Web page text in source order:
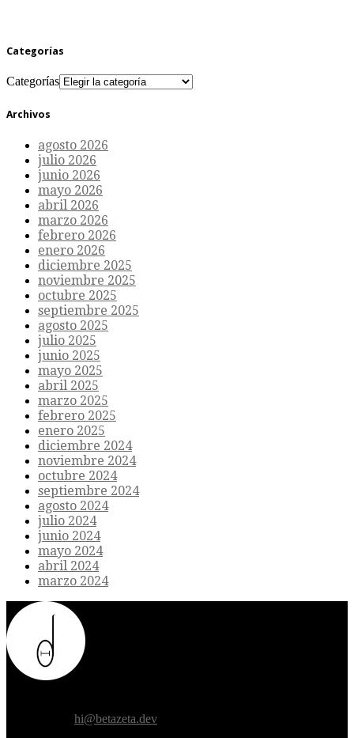
Categorías
Categorías
Archivos
agosto 2026
julio 2026
junio 2026
mayo 2026
abril 2026
marzo 2026
febrero 2026
enero 2026
diciembre 2025
noviembre 2025
octubre 2025
septiembre 2025
agosto 2025
julio 2025
junio 2025
mayo 2025
abril 2025
marzo 2025
febrero 2025
enero 2025
diciembre 2024
noviembre 2024
octubre 2024
septiembre 2024
agosto 2024
julio 2024
junio 2024
mayo 2024
abril 2024
marzo 2024
hi@betazeta.dev